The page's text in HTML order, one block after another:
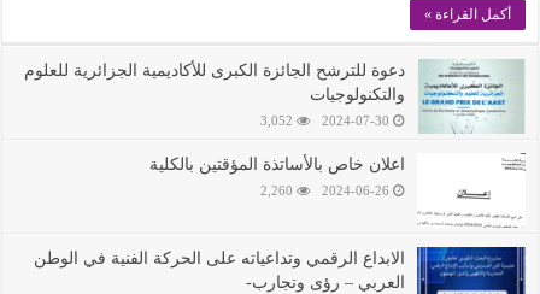
أكمل القراءة »
دعوة للترشح الجائزة الكبرى للأكاديمية الجزائرية للعلوم
والتكنولوجيات
2024-07-30
3,052
اعلان خاص باﻷساتذة المؤقتين بالكلية
2024-06-26
2,260
الابداع الرقمي وتداعياته على الحركة الفنية في الوطن
العربي – رؤى وتجارب-